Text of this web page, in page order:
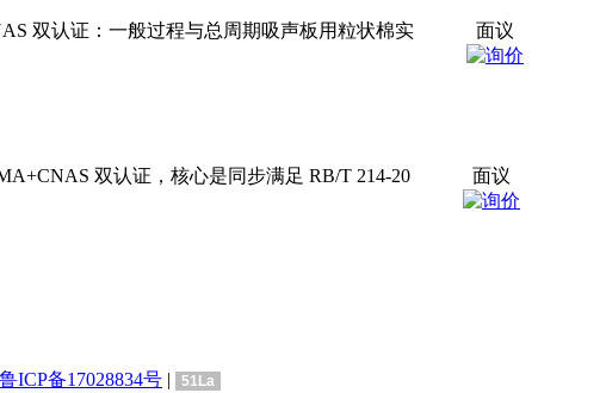
双认证：一般过程与总周期吸声板用粒状棉实
面议
双认证，核心是同步满足 RB/T 214-20
面议
鲁ICP备17028834号 | 51La